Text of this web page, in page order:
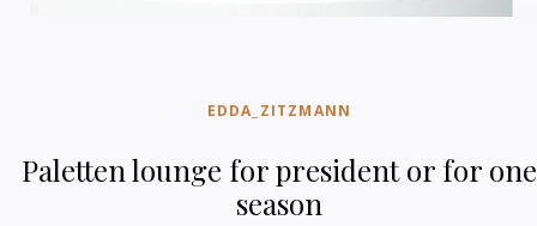
EDDA_ZITZMANN
Paletten lounge for president or for one
season